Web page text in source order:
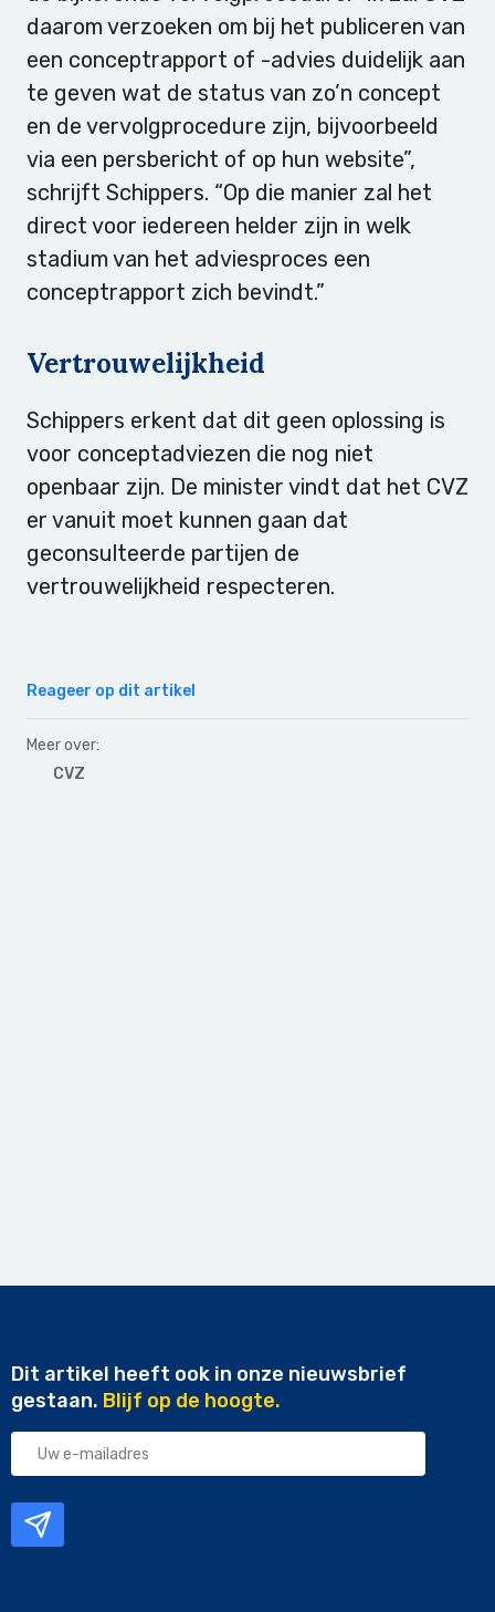
daarom verzoeken om bij het publiceren van
een conceptrapport of -advies duidelijk aan
te geven wat de status van zo’n concept
en de vervolgprocedure zijn, bijvoorbeeld
via een persbericht of op hun website”,
schrijft Schippers. “Op die manier zal het
direct voor iedereen helder zijn in welk
stadium van het adviesproces een
conceptrapport zich bevindt.”
Vertrouwelijkheid
Schippers erkent dat dit geen oplossing is
voor conceptadviezen die nog niet
openbaar zijn. De minister vindt dat het CVZ
er vanuit moet kunnen gaan dat
geconsulteerde partijen de
vertrouwelijkheid respecteren.
Reageer op dit artikel
Meer over:
CVZ
Dit artikel heeft ook in onze nieuwsbrief
gestaan. Blijf op de hoogte.
Uw